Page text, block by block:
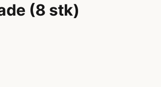
(8 stk)